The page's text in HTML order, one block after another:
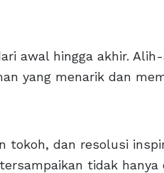
awal hingga akhir.
yang menarik dan
tokoh, dan resolusi
tidak